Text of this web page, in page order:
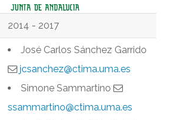
2014 - 2017
José Carlos Sánchez Garrido
jcsanchez@ctima.uma.es
Simone Sammartino
ssammartino@ctima.uma.es